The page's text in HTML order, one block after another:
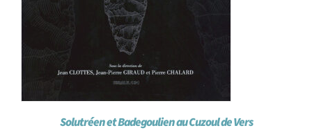
Solutréen et Badegoulien au Cuzoul de Vers